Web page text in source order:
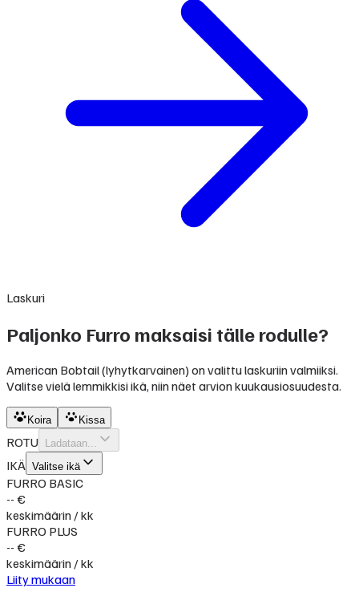
Laskuri
Paljonko Furro maksaisi tälle rodulle?
American Bobtail (lyhytkarvainen) on valittu laskuriin valmiiksi.
Valitse vielä lemmikkisi ikä, niin näet arvion kuukausiosuudesta.
Koira Kissa
ROTU Ladataan...
IKÄ Valitse ikä
FURRO BASIC
-- €
keskimäärin / kk
FURRO PLUS
-- €
keskimäärin / kk
Liity mukaan